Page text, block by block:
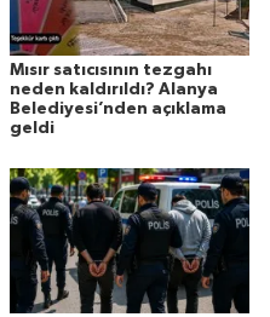
Mısır satıcısının tezgahı
neden kaldırıldı? Alanya
Belediyesi’nden açıklama
geldi